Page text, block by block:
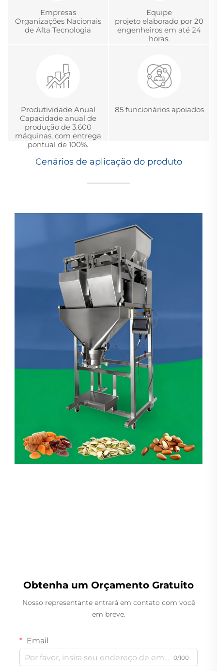
Empresas
Organizações Nacionais
de Alta Tecnologia
Equipe
projeto elaborado por 20
engenheiros em até 24
horas.
Produtividade Anual
Capacidade anual de
produção de 3.600
máquinas, com entrega
pontual de 100%.
85 funcionários apoiados
Cenários de aplicação do produto
Obtenha um Orçamento Gratuito
Nosso representante entrará em contato com você
em breve.
Email
0/100